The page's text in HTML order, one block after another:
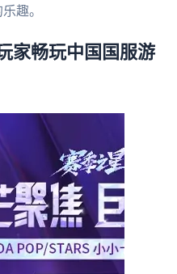
趣。
家畅玩中国国服游